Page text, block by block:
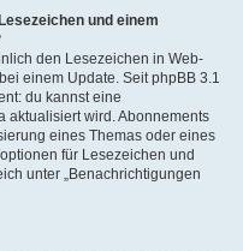
und einem
den Lesezeichen in Web-
einem Update. Seit phpBB 3.1
du kannst eine
aktualisiert wird. Abonnements
eines Themas oder eines
für Lesezeichen und
unter „Benachrichtigungen